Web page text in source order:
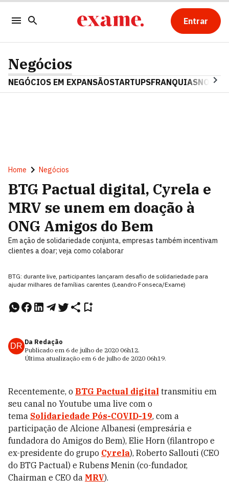
Entrar
Negócios
NEGÓCIOS EM EXPANSÃOSTARTUPSFRANQUIAS
Home Negócios
BTG Pactual digital, Cyrela e
MRV se unem em doação à
ONG Amigos do Bem
Em ação de solidariedade conjunta, empresas também incentivam
clientes a doar; veja como colaborar
BTG: durante live, participantes lançaram desafio de solidariedade para
ajudar milhares de famílias carentes (Leandro Fonseca/Exame)
DR Da Redação
Publicado em 6 de julho de 2020 06h12.
Última atualização em 6 de julho de 2020 06h19.
Recentemente, o BTG Pactual digital transmitiu em
seu canal no Youtube uma live com o
tema Solidariedade Pós-COVID-19, com a
participação de Alcione Albanesi (empresária e
fundadora do Amigos do Bem), Elie Horn (filantropo e
ex-presidente do grupo Cyrela), Roberto Sallouti (CEO
do BTG Pactual) e Rubens Menin (co-fundador,
Chairman e CEO da MRV).